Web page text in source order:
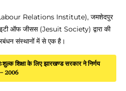
Relations Institute), जमशेदपुर
ऑफ जीसस (Jesuit Society) द्वारा की
संस्थानों में से एक है।
शिक्षा के लिए झारखण्ड सरकार ने निर्णय
2006